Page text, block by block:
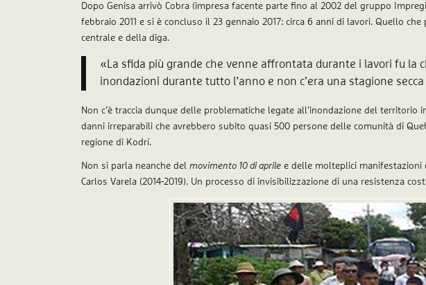
Dopo Genisa arrivò Cobra (impresa facente parte fino al 2002 del gruppo
febbraio 2011 e si è concluso il 23 gennaio 2017: circa 6 anni di lavori. Quello
centrale e della diga.
«La sfida più grande che venne affrontata durante i lavori fu la
inondazioni durante tutto l’anno e non c’era una stagione
Non c’è traccia dunque delle problematiche legate all’inondazione del
danni irreparabili che avrebbero subito quasi 500 persone delle comunità di
regione di Kodrí.
Non si parla neanche delmovimento 10 di aprile e delle molteplici manifestazioni
Carlos Varela (2014-2019). Un processo di invisibilizzazione di una resistenza